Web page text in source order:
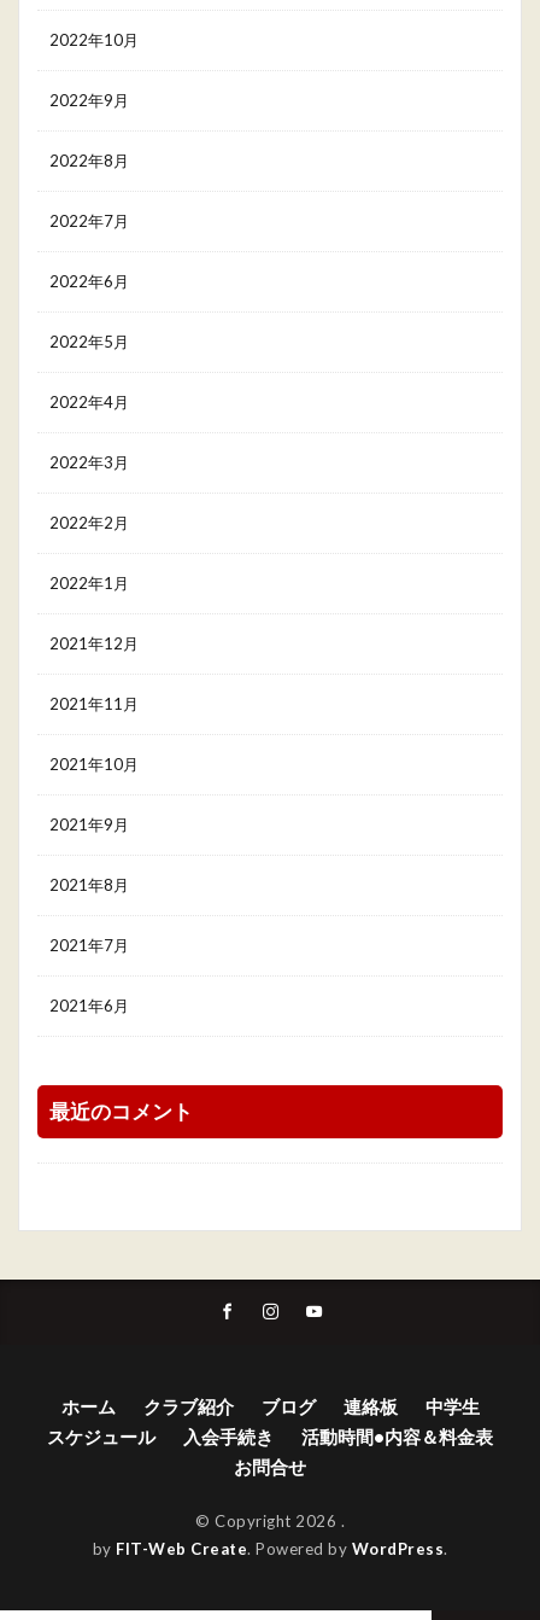
2022年10月
2022年9月
2022年8月
2022年7月
2022年6月
2022年5月
2022年4月
2022年3月
2022年2月
2022年1月
2021年12月
2021年11月
2021年10月
2021年9月
2021年8月
2021年7月
2021年6月
最近のコメント
ホーム クラブ紹介 ブログ 連絡板
中学生
スケジュール
入会手続き
活動時間•内容＆料金表
お問合せ
© Copyright 2026 .
by FIT-Web Create. Powered by WordPress.